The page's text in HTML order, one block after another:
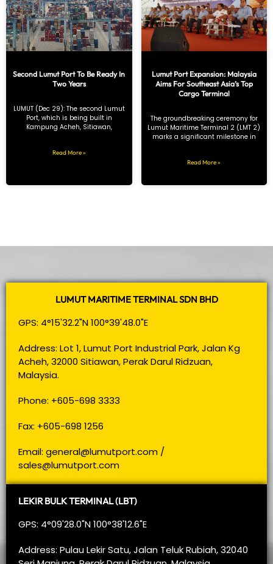
Second Lumut Port To Be Ready In
Two Years
LUMUT (Dec 29): The second Lumut
Port, which is being built in
Kampung Acheh, Sitiawan,
Read More »
Lumut Port Expansion: Malaysia
Aims For Southeast Asia’s Top
Cargo Terminal
The groundbreaking ceremony for
Lumut Maritime Terminal 2 (LMT 2)
marks a significant milestone in
Read More »
LUMUT MARITIME TERMINAL SDN BHD
GPS: 4°15'32.2"N 100°39'48.0"E
Address: Lot 1, Lumut Port Industrial Park, Jalan Kg
Acheh, 32000 Sitiawan, Perak Darul Ridzuan,
Malaysia.
Phone: +605-698 3333
Fax: +605-698 1256
Email: general@lumutport.com /
sales@lumutport.com
LEKIR BULK TERMINAL (LBT)
GPS: 4°09'28.0"N 100°38'12.6"E
Address: Pulau Lekir Satu, Jalan Teluk Rubiah, 32040